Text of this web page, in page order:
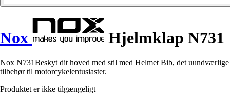
Nox Hjelmklap N731
Nox N731Beskyt dit hoved med stil med Helmet Bib, det uundværlige
tilbehør til motorcykelentusiaster.
Produktet er ikke tilgængeligt